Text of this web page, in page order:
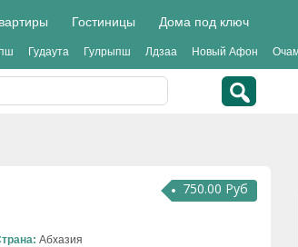
Гостиницы Дома под ключ
Гудаута Гулрыпш Лдзаа Новый Афон
750.00 Руб
Абхазия